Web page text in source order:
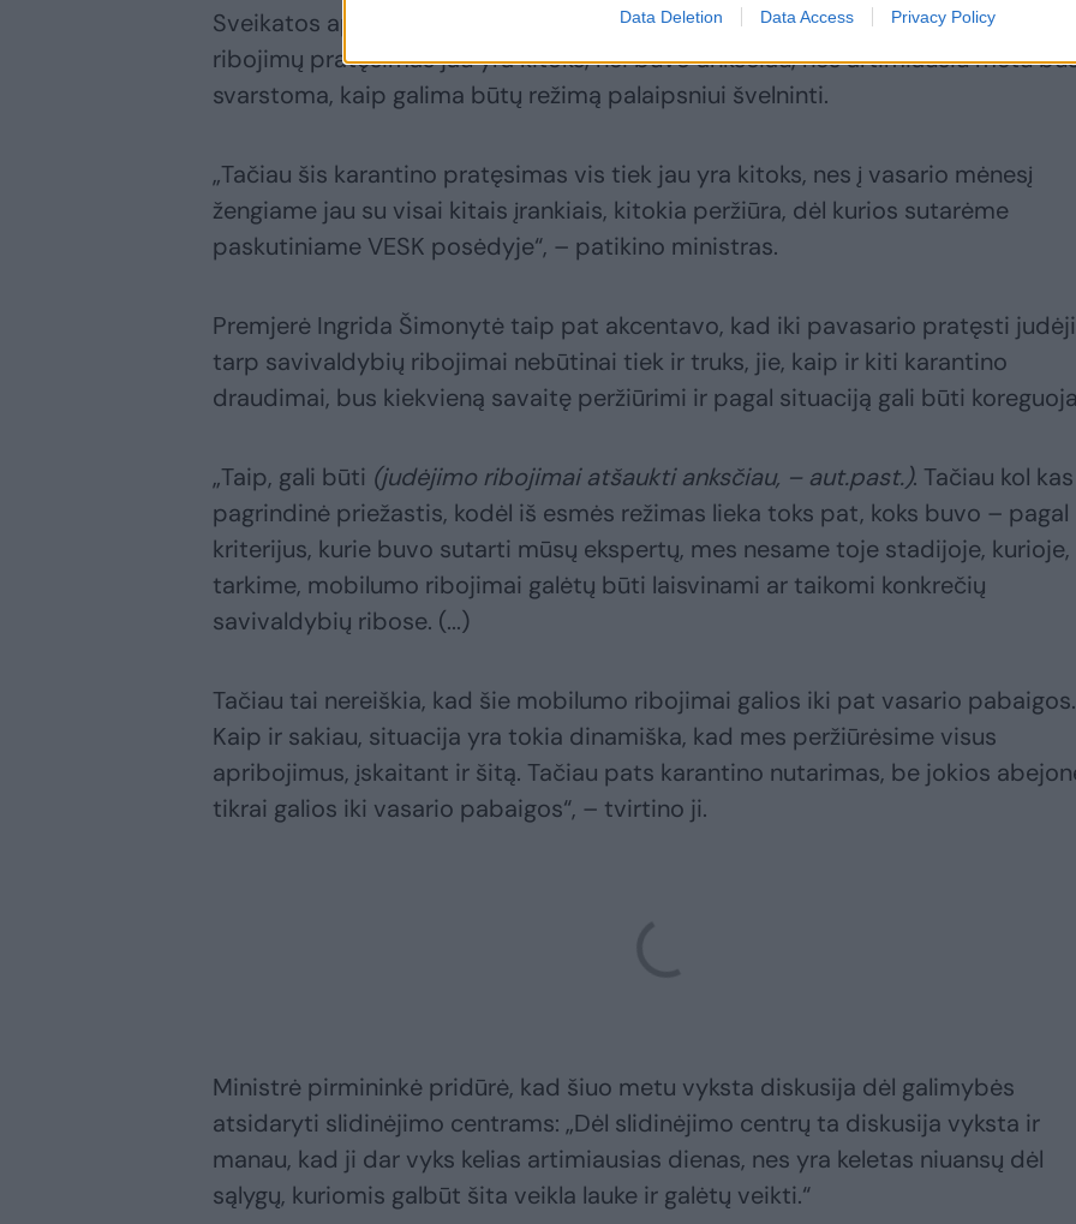
Data Deletion Data Access Privacy Policy
Sveikatos apsaugos ministras A.Dulkys pažymėjo, kad šis karantino ir judėjimo
ribojimų pratęsimas jau yra kitoks, nei buvo anksčiau, nes artimiausiu metu
svarstoma, kaip galima būtų režimą palaipsniui švelninti.
„Tačiau šis karantino pratęsimas vis tiek jau yra kitoks, nes į vasario mėnesį
žengiame jau su visai kitais įrankiais, kitokia peržiūra, dėl kurios sutarėme
paskutiniame VESK posėdyje“, – patikino ministras.
Premjerė Ingrida Šimonytė taip pat akcentavo, kad iki pavasario pratęsti
tarp savivaldybių ribojimai nebūtinai tiek ir truks, jie, kaip ir kiti karantino
draudimai, bus kiekvieną savaitę peržiūrimi ir pagal situaciją gali būti
„Taip, gali būti (judėjimo ribojimai atšaukti anksčiau, – aut.past.). Tačiau kol kas
pagrindinė priežastis, kodėl iš esmės režimas lieka toks pat, koks buvo – pagal
kriterijus, kurie buvo sutarti mūsų ekspertų, mes nesame toje stadijoje, kurioje,
tarkime, mobilumo ribojimai galėtų būti laisvinami ar taikomi konkrečių
savivaldybių ribose. (...)
Tačiau tai nereiškia, kad šie mobilumo ribojimai galios iki pat vasario pabaigos.
Kaip ir sakiau, situacija yra tokia dinamiška, kad mes peržiūrėsime visus
apribojimus, įskaitant ir šitą. Tačiau pats karantino nutarimas, be jokios
tikrai galios iki vasario pabaigos“, – tvirtino ji.
Ministrė pirmininkė pridūrė, kad šiuo metu vyksta diskusija dėl galimybės
atsidaryti slidinėjimo centrams: „Dėl slidinėjimo centrų ta diskusija vyksta ir
manau, kad ji dar vyks kelias artimiausias dienas, nes yra keletas niuansų dėl
sąlygų, kuriomis galbūt šita veikla lauke ir galėtų veikti.“